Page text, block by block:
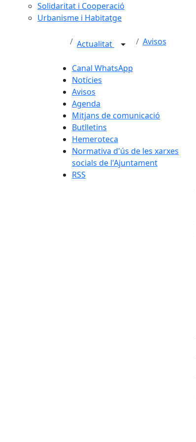
Solidaritat i Cooperació
Urbanisme i Habitatge
Actualitat Avisos
Canal WhatsApp
Notícies
Avisos
Agenda
Mitjans de comunicació
Butlletins
Hemeroteca
Normativa d'ús de les xarxes
socials de l'Ajuntament
RSS